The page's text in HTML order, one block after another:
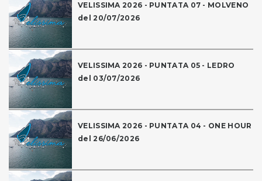
VELISSIMA 2026 - PUNTATA 07 - MOLVENO
del 20/07/2026
VELISSIMA 2026 - PUNTATA 05 - LEDRO
del 03/07/2026
VELISSIMA 2026 - PUNTATA 04 - ONE HOUR
del 26/06/2026